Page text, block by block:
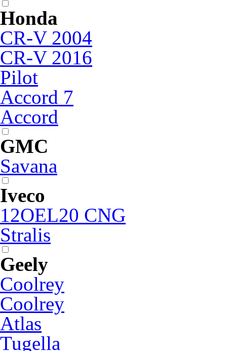
Honda
CR-V 2004
CR-V 2016
Pilot
Accord 7
Accord
GMC
Savana
Iveco
12OEL20 CNG
Stralis
Geely
Coolrey
Coolrey
Atlas
Tugella